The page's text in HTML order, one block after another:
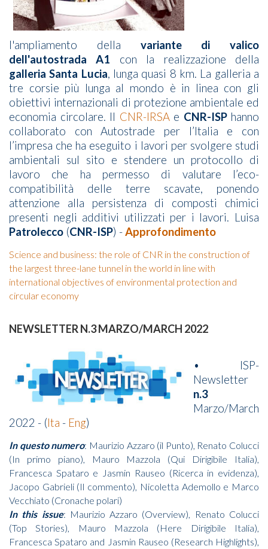
l'ampliamento della variante di valico
dell'autostrada A1 con la realizzazione della
galleria Santa Lucia, lunga quasi 8 km. La galleria a
tre corsie più lunga al mondo è in linea con gli
obiettivi internazionali di protezione ambientale ed
economia circolare. Il CNR-IRSAe CNR-ISPhanno
collaborato con Autostrade per l’Italia e con
l’impresa che ha eseguito i lavori per svolgere studi
ambientali sul sito e stendere un protocollo di
lavoro che ha permesso di valutare l’eco-
compatibilità delle terre scavate, ponendo
attenzione alla persistenza di composti chimici
presenti negli additivi utilizzati per i lavori. Luisa
Patrolecco (CNR-ISP) -Approfondimento
Science and business: the role of CNR in the construction of
the largest three-lane tunnel in the world in line with
international objectives of environmental protection and
circular economy
NEWSLETTER N.3 MARZO/MARCH 2022
• ISP-
Newsletter
n.3
Marzo/March
2022 - (Ita - Eng)
In questo numero: Maurizio Azzaro (il Punto), Renato Colucci
(In primo piano), Mauro Mazzola (Qui Dirigibile Italia),
Francesca Spataro e Jasmin Rauseo (Ricerca in evidenza),
Jacopo Gabrieli (Il commento), Nicoletta Ademollo e Marco
Vecchiato (Cronache polari)
In this issue: Maurizio Azzaro (Overview), Renato Colucci
(Top Stories), Mauro Mazzola (Here Dirigibile Italia),
Francesca Spataro and Jasmin Rauseo (Research Highlights),